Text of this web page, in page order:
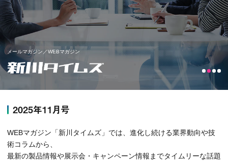
メールマガジン／WEBマガジン
2025年11月号
WEBマガジン「新川タイムズ」では、進化し続ける業界動向や技
術コラムから、
最新の製品情報や展示会・キャンペーン情報までタイムリーな話題